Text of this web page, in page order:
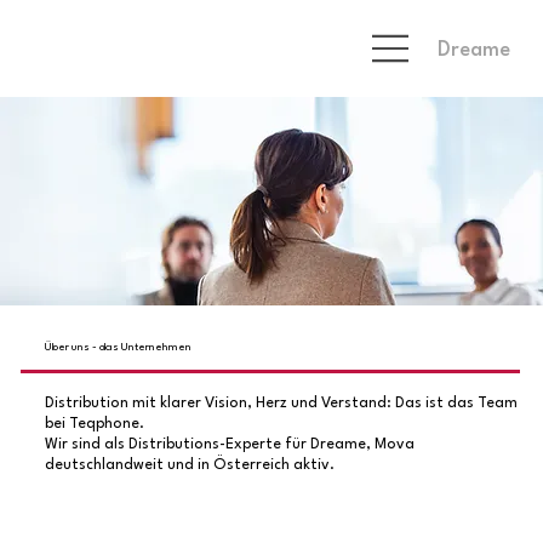
Dreame
Über uns - das Unternehmen
Distribution mit klarer Vision, Herz und Verstand: Das ist das Team
bei Teqphone.
Wir sind als Distributions-Experte für Dreame, Mova
deutschlandweit und in Österreich aktiv.